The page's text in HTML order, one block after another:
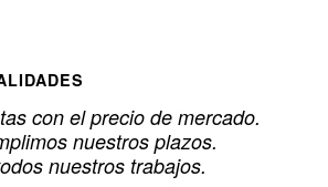
con el precio de mercado.
nuestros plazos.
nuestros trabajos.